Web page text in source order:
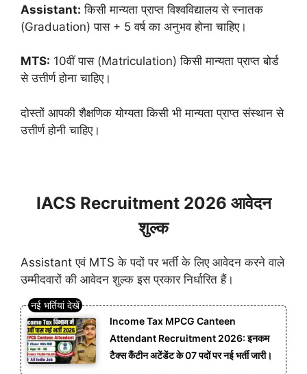
Assistant: किसी मान्यता प्राप्त विश्वविद्यालय से स्नातक
(Graduation) पास + 5 वर्ष का अनुभव होना चाहिए।
MTS: 10वीं पास (Matriculation) किसी मान्यता प्राप्त बोर्ड
से उत्तीर्ण होना चाहिए।
दोस्तों आपकी शैक्षणिक योग्यता किसी भी मान्यता प्राप्त संस्थान से
उत्तीर्ण होनी चाहिए।
IACS Recruitment 2026 आवेदन
शुल्क
Assistant एवं MTS के पदों पर भर्ती के लिए आवेदन करने वाले
उम्मीदवारों की आवेदन शुल्क इस प्रकार निर्धारित हैं।
Income Tax MPCG Canteen
Attendant Recruitment 2026: इनकम
टैक्स कैंटीन अटेंडेंट के 07 पदों पर नई भर्ती जारी।